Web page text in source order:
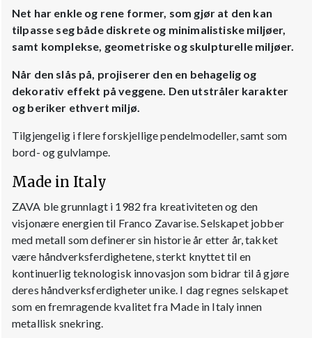
Net har enkle og rene former, som gjør at den kan
tilpasse seg både diskrete og minimalistiske miljøer,
samt komplekse, geometriske og skulpturelle miljøer.
Når den slås på, projiserer den en behagelig og
dekorativ effekt på veggene. Den utstråler karakter
og beriker ethvert miljø.
Tilgjengelig i flere forskjellige pendelmodeller, samt som
bord- og gulvlampe.
Made in Italy
ZAVA ble grunnlagt i 1982 fra kreativiteten og den
visjonære energien til Franco Zavarise. Selskapet jobber
med metall som definerer sin historie år etter år, takket
være håndverksferdighetene, sterkt knyttet til en
kontinuerlig teknologisk innovasjon som bidrar til å gjøre
deres håndverksferdigheter unike. I dag regnes selskapet
som en fremragende kvalitet fra Made in Italy innen
metallisk snekring.